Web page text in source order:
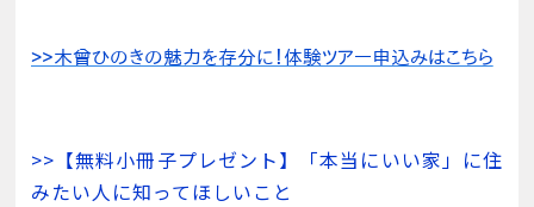
>>【無料小冊子プレゼント】「本当にいい家」に住
みたい人に知ってほしいこと